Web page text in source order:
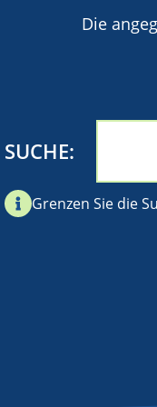
Die
SUCHE
Grenzen Sie die